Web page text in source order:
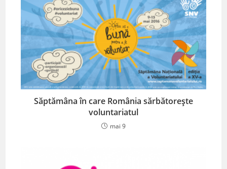
Săptămâna în care România sărbătorește
voluntariatul
mai 9